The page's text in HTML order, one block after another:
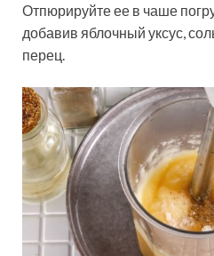
Отпюрируйте ее в чаше
добавив яблочный уксус,
перец.